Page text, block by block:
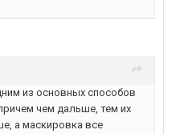
из основных способов
чем дальше, тем их
а маскировка все